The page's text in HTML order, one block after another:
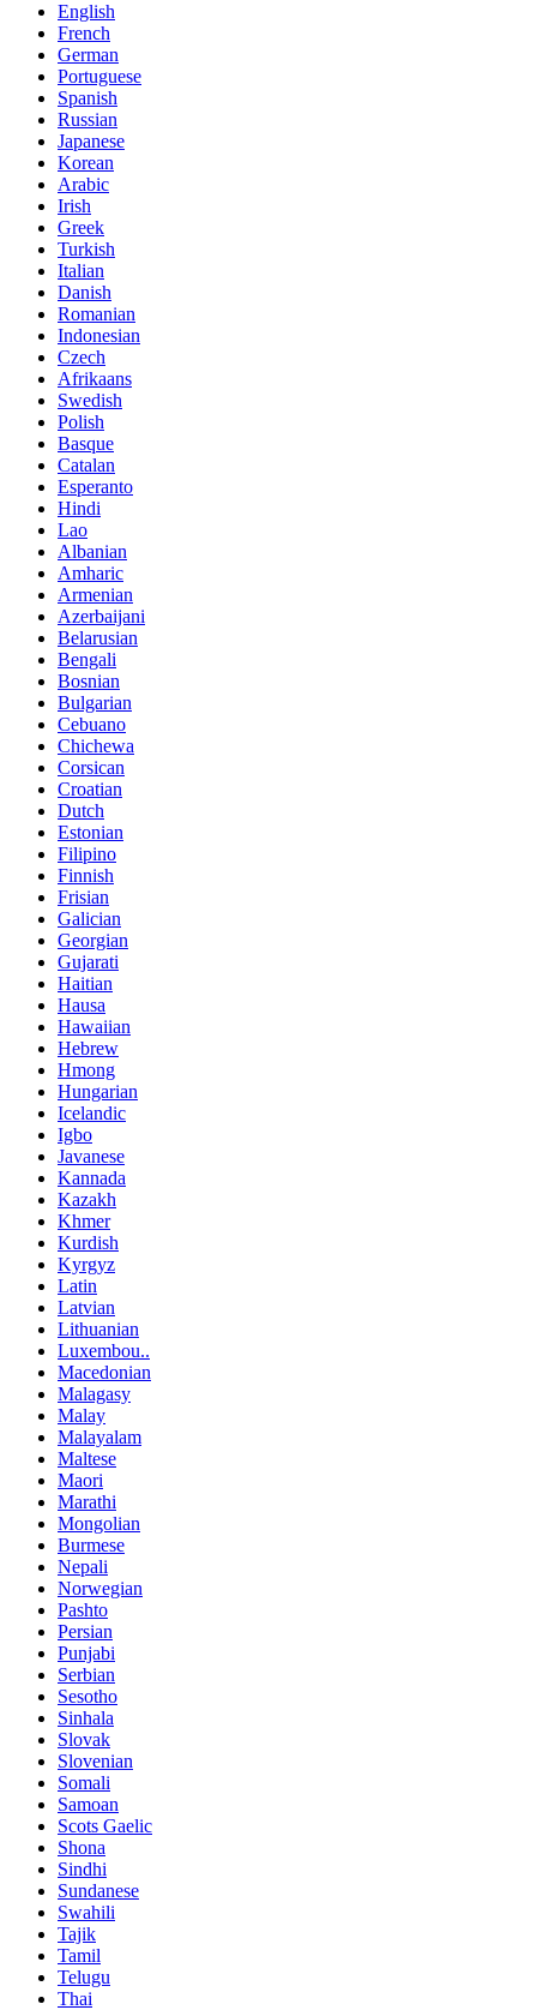
English
French
German
Portuguese
Spanish
Russian
Japanese
Korean
Arabic
Irish
Greek
Turkish
Italian
Danish
Romanian
Indonesian
Czech
Afrikaans
Swedish
Polish
Basque
Catalan
Esperanto
Hindi
Lao
Albanian
Amharic
Armenian
Azerbaijani
Belarusian
Bengali
Bosnian
Bulgarian
Cebuano
Chichewa
Corsican
Croatian
Dutch
Estonian
Filipino
Finnish
Frisian
Galician
Georgian
Gujarati
Haitian
Hausa
Hawaiian
Hebrew
Hmong
Hungarian
Icelandic
Igbo
Javanese
Kannada
Kazakh
Khmer
Kurdish
Kyrgyz
Latin
Latvian
Lithuanian
Luxembou..
Macedonian
Malagasy
Malay
Malayalam
Maltese
Maori
Marathi
Mongolian
Burmese
Nepali
Norwegian
Pashto
Persian
Punjabi
Serbian
Sesotho
Sinhala
Slovak
Slovenian
Somali
Samoan
Scots Gaelic
Shona
Sindhi
Sundanese
Swahili
Tajik
Tamil
Telugu
Thai